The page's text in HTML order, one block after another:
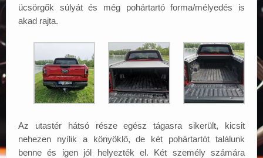
ücsörgők súlyát és még pohártartó forma/mélyedés is
akad rajta.
Az utastér hátsó része egész tágasra sikerült, kicsit
nehezen nyílik a könyöklő, de két pohártartót találunk
benne és igen jól helyezték el. Két személy számára